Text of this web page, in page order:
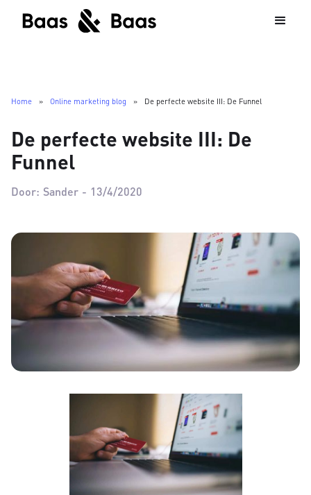
Home » Online marketing blog » De perfecte website III: De Funnel
De perfecte website III: De
Funnel
Door: Sander - 13/4/2020